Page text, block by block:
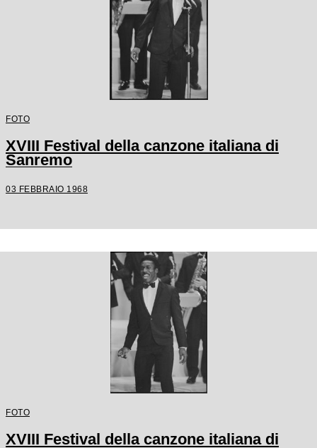
FOTO
XVIII Festival della canzone italiana di
Sanremo
03 FEBBRAIO 1968
FOTO
XVIII Festival della canzone italiana di